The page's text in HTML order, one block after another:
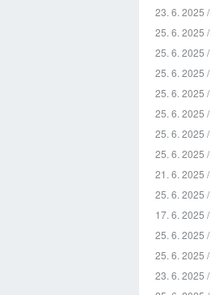
23. 6. 2025 /
25. 6. 2025 /
25. 6. 2025 /
25. 6. 2025 /
25. 6. 2025 /
25. 6. 2025 /
25. 6. 2025 /
25. 6. 2025 /
21. 6. 2025 /
25. 6. 2025 /
17. 6. 2025 /
25. 6. 2025 /
25. 6. 2025 /
23. 6. 2025 /